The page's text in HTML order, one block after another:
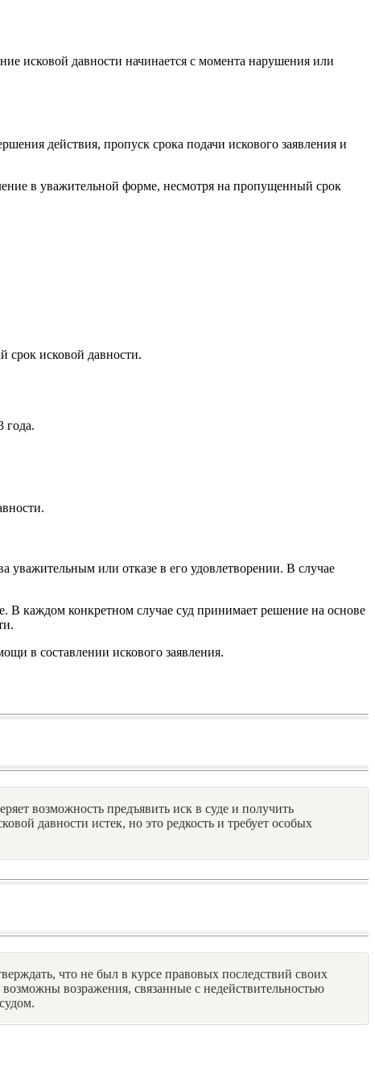
исковой давности начинается с момента нарушения или
действия, пропуск срока подачи искового заявления и
в уважительной форме, несмотря на пропущенный срок
срок исковой давности.
года.
уважительным или отказе в его удовлетворении. В случае
В каждом конкретном случае суд принимает решение на основе
в составлении искового заявления.
возможность предъявить иск в суде и получить
давности истек, но это редкость и требует особых
что не был в курсе правовых последствий своих
возражения, связанные с недействительностью